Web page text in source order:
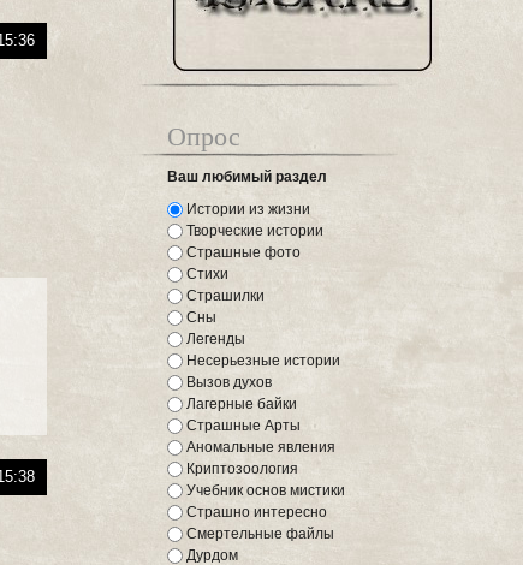
Опрос
Ваш любимый раздел
Истории из жизни
Творческие истории
Страшные фото
Стихи
Страшилки
Сны
Легенды
Несерьезные истории
Вызов духов
Лагерные байки
Страшные Арты
Аномальные явления
Криптозоология
Учебник основ мистики
Страшно интересно
Смертельные файлы
Дурдом